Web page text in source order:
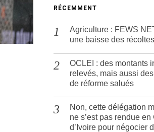
RÉCEMMENT
Agriculture : FEWS
une baisse des récoltes
OCLEI : des montants
relevés, mais aussi
de réforme salués
Non, cette délégation
ne s’est pas rendue en
d’Ivoire pour négocier